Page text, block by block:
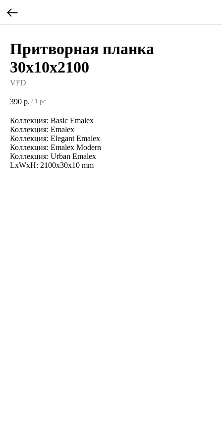
Притворная планка
30х10х2100
VFD
390 р. / 1 pc
Коллекция: Basic Emalex
Коллекция: Emalex
Коллекция: Elegant Emalex
Коллекция: Emalex Modern
Коллекция: Urban Emalex
LxWxH: 2100x30x10 mm